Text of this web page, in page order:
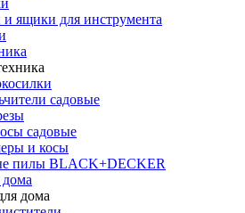
ящики для инструмента
садовые
садовые
и косы
пилы BLACK+DECKER
дома